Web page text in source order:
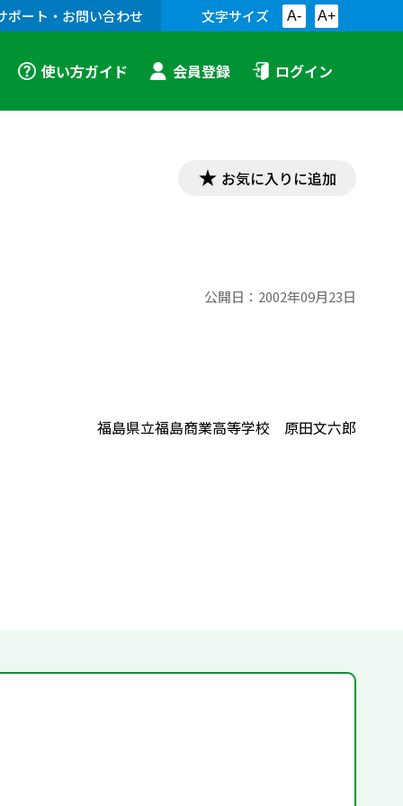
ポート・お問い合わせ 文字サイズ A- A+
使い方ガイド 会員登録 ログイン
お気に入りに追加
公開日： 2002年09月23日
福島県立福島商業高等学校 原田文六郎